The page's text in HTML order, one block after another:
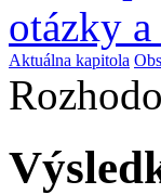
otázky
Aktuálna kapitola